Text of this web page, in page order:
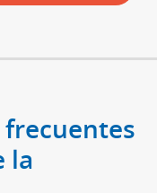
frecuentes
la